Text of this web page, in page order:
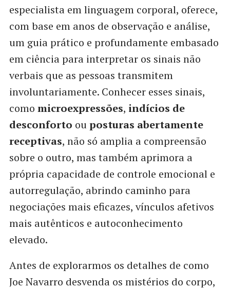
especialista em linguagem corporal, oferece,
com base em anos de observação e análise,
um guia prático e profundamente embasado
em ciência para interpretar os sinais não
verbais que as pessoas transmitem
involuntariamente. Conhecer esses sinais,
como microexpressões, indícios de
desconforto ouposturas abertamente
receptivas, não só amplia a compreensão
sobre o outro, mas também aprimora a
própria capacidade de controle emocional e
autorregulação, abrindo caminho para
negociações mais eficazes, vínculos afetivos
mais autênticos e autoconhecimento
elevado.
Antes de explorarmos os detalhes de como
Joe Navarro desvenda os mistérios do corpo,